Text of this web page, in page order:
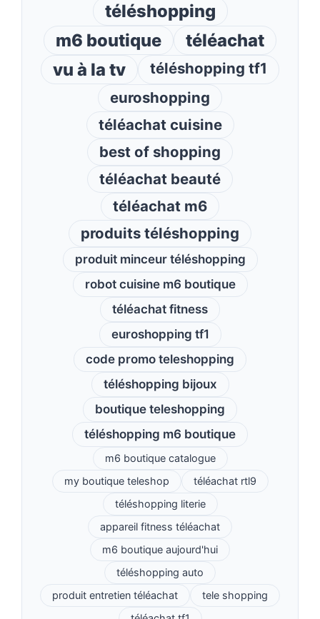
téléshopping
m6 boutique
téléachat
vu à la tv
téléshopping tf1
euroshopping
téléachat cuisine
best of shopping
téléachat beauté
téléachat m6
produits téléshopping
produit minceur téléshopping
robot cuisine m6 boutique
téléachat fitness
euroshopping tf1
code promo teleshopping
téléshopping bijoux
boutique teleshopping
téléshopping m6 boutique
m6 boutique catalogue
my boutique teleshop
téléachat rtl9
téléshopping literie
appareil fitness téléachat
m6 boutique aujourd'hui
téléshopping auto
produit entretien téléachat
tele shopping